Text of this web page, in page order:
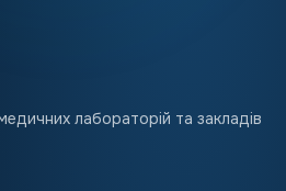
лабораторій та закладів